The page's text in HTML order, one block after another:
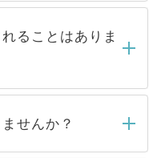
内にはご連絡をせて
らくお待ちくださ
扱っている求人の
トからご覧いただ
す。非公開求人は
般には公開してい
人気のある医療機
応募が殺到する場
ることはありま
とは一切ありませ
ら内定をいただい
せんか？